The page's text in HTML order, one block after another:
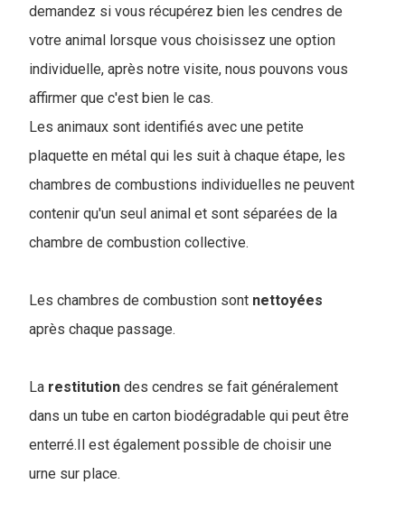
demandez si vous récupérez bien les cendres de
votre animal lorsque vous choisissez une option
individuelle, après notre visite, nous pouvons vous
affirmer que c'est bien le cas.
Les animaux sont identifiés avec une petite
plaquette en métal qui les suit à chaque étape, les
chambres de combustions individuelles ne peuvent
contenir qu'un seul animal et sont séparées de la
chambre de combustion collective.
Les chambres de combustion sont nettoyées
après chaque passage.
La restitution des cendres se fait généralement
dans un tube en carton biodégradable qui peut être
enterré.Il est également possible de choisir une
urne sur place.